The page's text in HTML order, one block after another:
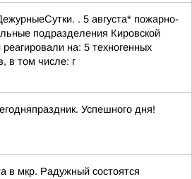
. 5 августа* пожарно-
подразделения Кировской
реагировали на: 5 техногенных
в том числе: г
Успешного дня!
в мкр. Радужный состоятся